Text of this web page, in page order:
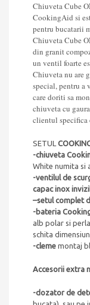
Chiuveta Cube
CookingAid si
pentru bucatarii
Chiuveta Cube
din granit
un ventil foarte
Chiuveta nu are
special, pentru a
care doriti sa
chiuveta cu
clientul specifica
SETUL
-chiuveta
White numita si
-ventilul de
capac inox
–setul complet
-bateria
alb polar si
schita
-cleme montaj
Accesorii extra
-dozator de